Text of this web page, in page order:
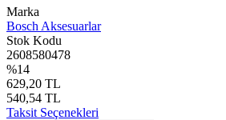
Marka
Bosch Aksesuarlar
Stok Kodu
2608580478
%14
629,20 TL
540,54 TL
Taksit Seçenekleri